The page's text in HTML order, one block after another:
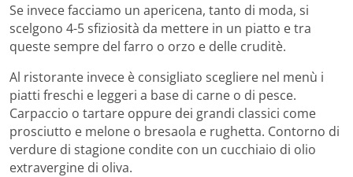
Se invece facciamo un apericena, tanto di moda, si
scelgono 4-5 sfiziosità da mettere in un piatto e tra
queste sempre del farro o orzo e delle cruditè.
Al ristorante invece è consigliato scegliere nel menù i
piatti freschi e leggeri a base di carne o di pesce.
Carpaccio o tartare oppure dei grandi classici come
prosciutto e melone o bresaola e rughetta. Contorno di
verdure di stagione condite con un cucchiaio di olio
extravergine di oliva.